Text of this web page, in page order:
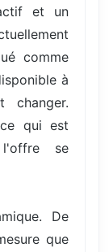
et un
comme
à
qui est
se
De
que